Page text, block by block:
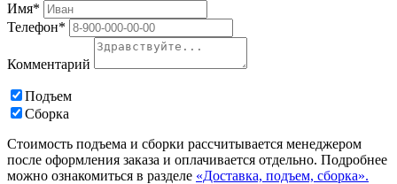
Имя*
Телефон*
Комментарий
Подъем
Сборка
Стоимость подъема и сборки рассчитывается менеджером
после оформления заказа и оплачивается отдельно. Подробнее
можно ознакомиться в разделе «Доставка, подъем, сборка».